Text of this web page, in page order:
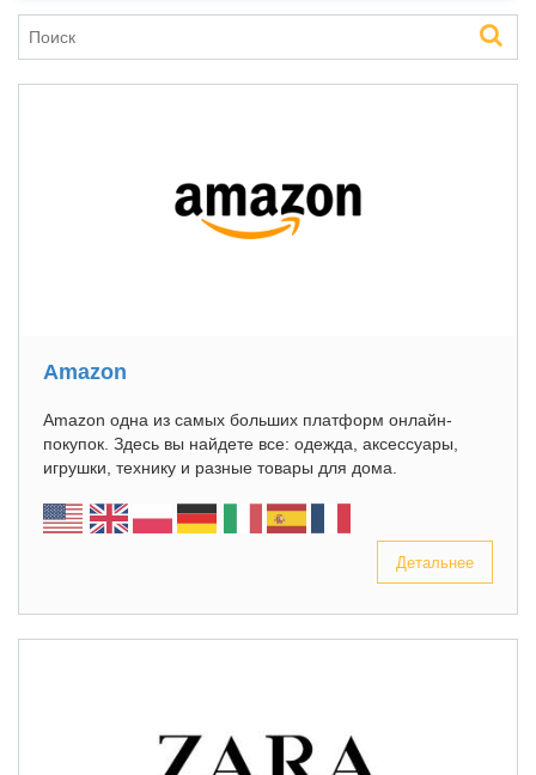
Amazon
Amazon одна из самых больших платформ онлайн-
покупок. Здесь вы найдете все: одежда, аксессуары,
игрушки, технику и разные товары для дома.
Детальнее